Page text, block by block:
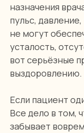
назначения
пульс,
не могут
усталость,
вот серьёзные
выздоровлению.
Если пациент
Все дело в том,
забывает